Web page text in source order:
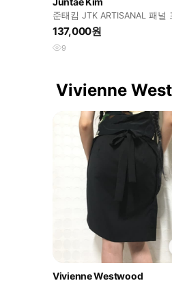
준태킴 JTK ARTISANAL 패널
고 팬츠 R3236
137,000원
9
Vivienne
Vivienne Westwood